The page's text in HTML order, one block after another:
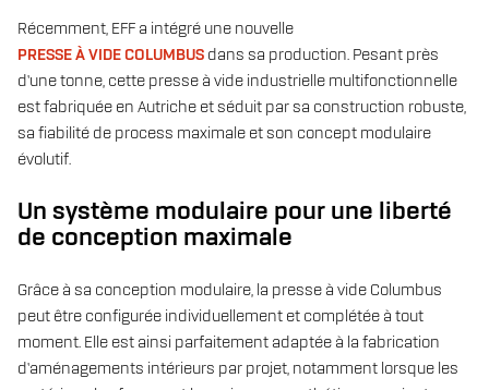
Récemment, EFF a intégré une nouvelle
PRESSE À VIDE COLUMBUS dans sa production. Pesant près
d’une tonne, cette presse à vide industrielle multifonctionnelle
est fabriquée en Autriche et séduit par sa construction robuste,
sa fiabilité de process maximale et son concept modulaire
évolutif.
Un système modulaire pour une liberté
de conception maximale
Grâce à sa conception modulaire, la presse à vide Columbus
peut être configurée individuellement et complétée à tout
moment. Elle est ainsi parfaitement adaptée à la fabrication
d’aménagements intérieurs par projet, notamment lorsque les